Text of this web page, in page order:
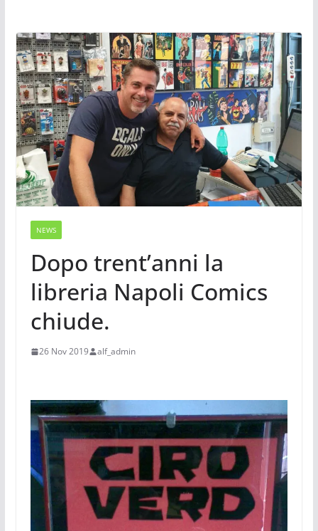
NEWS
Dopo trent’anni la
libreria Napoli Comics
chiude.
26 Nov 2019 alf_admin